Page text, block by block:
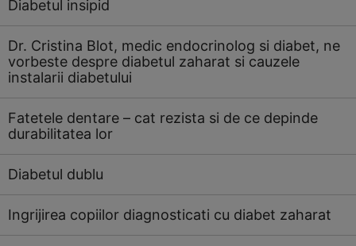
Diabetul insipid
Dr. Cristina Blot, medic endocrinolog si diabet, ne
vorbeste despre diabetul zaharat si cauzele
instalarii diabetului
Fatetele dentare – cat rezista si de ce depinde
durabilitatea lor
Diabetul dublu
Ingrijirea copiilor diagnosticati cu diabet zaharat